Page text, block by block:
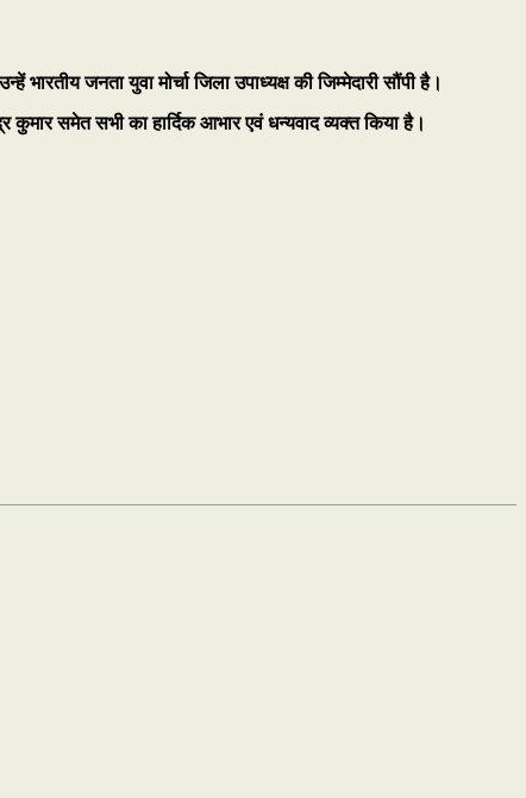
भारतीय जनता युवा मोर्चा जिला उपाध्‍यक्ष की जिम्मेदारी सौंपी है।
कुमार समेत सभी का हार्दिक आभार एवं धन्‍यवाद व्यक्त किया है।